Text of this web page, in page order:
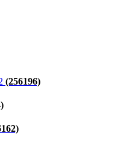
(256196)